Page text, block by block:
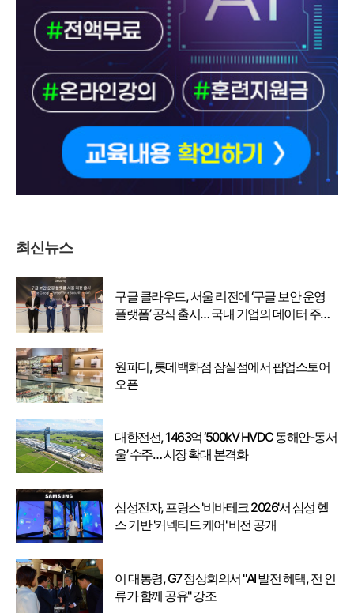
최신뉴스
구글 클라우드, 서울 리전에 ‘구글 보안 운영
플랫폼’ 공식 출시… 국내 기업의 데이터 주권
원파디, 롯데백화점 잠실점에서 팝업스토어
오픈
대한전선, 1463억 ‘500kV HVDC 동해안-동서
울’ 수주… 시장 확대 본격화
삼성전자, 프랑스 '비바테크 2026'서 삼성 헬
스 기반 '커넥티드 케어' 비전 공개
이 대통령, G7 정상회의서 "AI 발전 혜택, 전 인
류가 함께 공유" 강조